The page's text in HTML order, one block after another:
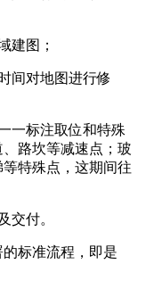
建图；
间对地图进行修
一标注取位和特殊
路坎等减速点；玻
特殊点，这期间往
交付。
标准流程，即是